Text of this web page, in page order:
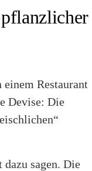
Restaurant
Devise: Die
sagen. Die